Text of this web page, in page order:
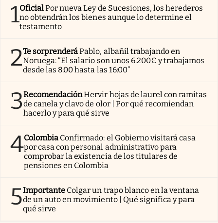
1OficialPor nueva Ley de Sucesiones, los herederos
no obtendrán los bienes aunque lo determine el
testamento
2Te sorprenderáPablo, albañil trabajando en
Noruega: “El salario son unos 6.200€ y trabajamos
desde las 8:00 hasta las 16:00”
3RecomendaciónHervir hojas de laurel con ramitas
de canela y clavo de olor | Por qué recomiendan
hacerlo y para qué sirve
4Colombia Confirmado: el Gobierno visitará casa
por casa con personal administrativo para
comprobar la existencia de los titulares de
pensiones en Colombia
5Importante Colgar un trapo blanco en la ventana
de un auto en movimiento | Qué significa y para
qué sirve